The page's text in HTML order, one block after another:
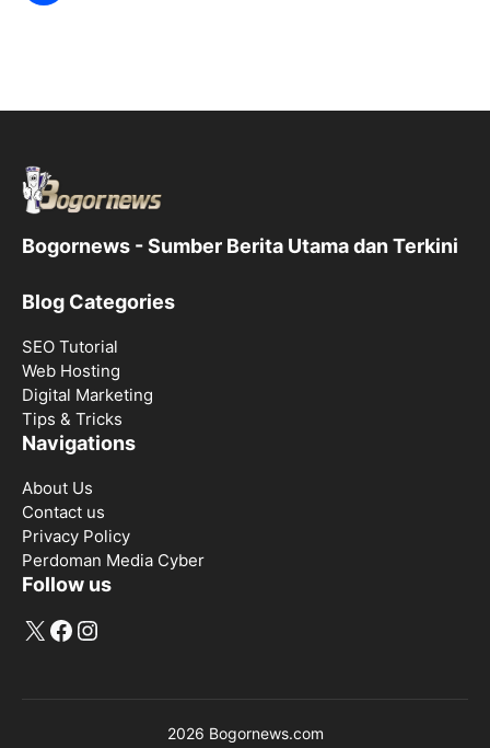
Bogornews - Sumber Berita Utama dan Terkini
Blog Categories
SEO Tutorial
Web Hosting
Digital Marketing
Tips & Tricks
Navigations
About Us
Contact us
Privacy Policy
Perdoman Media Cyber
Follow us
X Facebook
Instagram
2026 Bogornews.com